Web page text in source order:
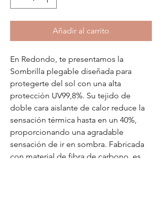
Añadir al carrito
En Redondo, te presentamos la
Sombrilla plegable diseñada para
protegerte del sol con una alta
protección UV99,8%. Su tejido de
doble cara aislante de calor reduce la
sensación térmica hasta en un 40%,
proporcionando una agradable
sensación de ir en sombra. Fabricada
con material de fibra de carbono, es